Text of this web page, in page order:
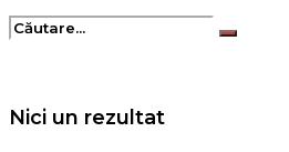
Nici un rezultat